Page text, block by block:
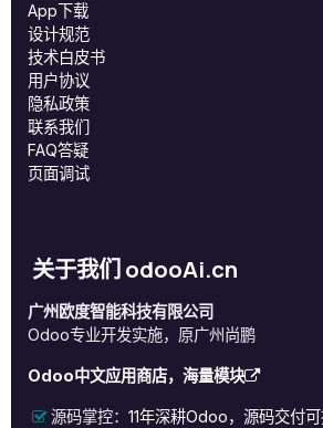
App下载
设计规范
技术白皮书
用户协议
‎隐私政策‎
联系我们
FAQ答疑
页面调试
关于我们 odooAi.cn
广州欧度智能科技有限公司
Odoo专业开发实施，原广州尚鹏
Odoo中文应用商店，海量模块
源码掌控： 11年深耕Odoo，源码交付